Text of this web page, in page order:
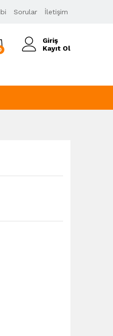
Sorular İletişim
Giriş
Kayıt Ol
30,78